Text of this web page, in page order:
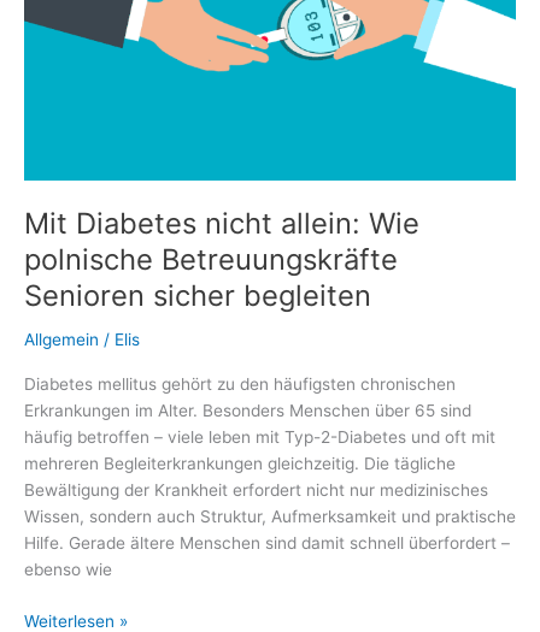
Mit Diabetes nicht allein: Wie
polnische Betreuungskräfte
Senioren sicher begleiten
Allgemein / Elis
Diabetes mellitus gehört zu den häufigsten chronischen
Erkrankungen im Alter. Besonders Menschen über 65 sind
häufig betroffen – viele leben mit Typ-2-Diabetes und oft mit
mehreren Begleiterkrankungen gleichzeitig. Die tägliche
Bewältigung der Krankheit erfordert nicht nur medizinisches
Wissen, sondern auch Struktur, Aufmerksamkeit und praktische
Hilfe. Gerade ältere Menschen sind damit schnell überfordert –
ebenso wie
Mit
Weiterlesen »